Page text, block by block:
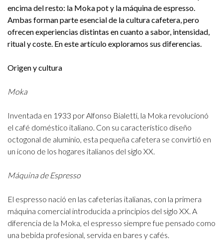
encima del resto: la Moka pot y la máquina de espresso.
Ambas forman parte esencial de la cultura cafetera, pero
ofrecen experiencias distintas en cuanto a sabor, intensidad,
ritual y coste. En este artículo exploramos sus diferencias.
Origen y cultura
Moka
Inventada en 1933 por Alfonso Bialetti, la Moka revolucionó
el café doméstico italiano. Con su característico diseño
octogonal de aluminio, esta pequeña cafetera se convirtió en
un icono de los hogares italianos del siglo XX.
Máquina de Espresso
El espresso nació en las cafeterías italianas, con la primera
máquina comercial introducida a principios del siglo XX. A
diferencia de la Moka, el espresso siempre fue pensado como
una bebida profesional, servida en bares y cafés.